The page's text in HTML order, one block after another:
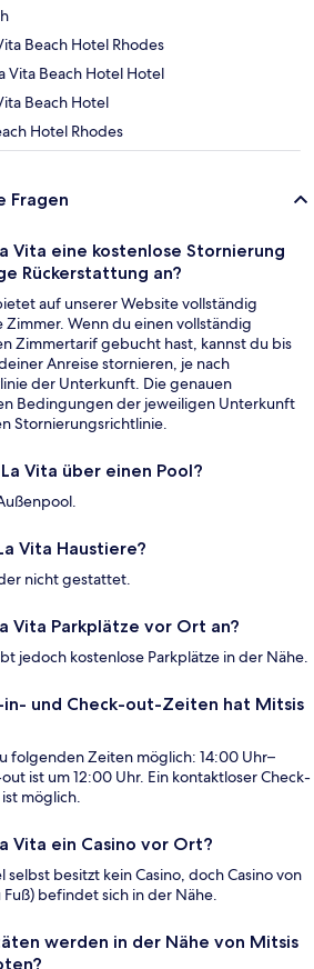
Beach Hotel Rhodes
Vita Beach Hotel Hotel
Beach Hotel
Hotel Rhodes
Fragen
Vita eine kostenlose Stornierung
Rückerstattung an?
auf unserer Website vollständig
Wenn du einen vollständig
Zimmertarif gebucht hast, kannst du bis
Anreise stornieren, je nach
der Unterkunft. Die genauen
Bedingungen der jeweiligen Unterkunft
Stornierungsrichtlinie.
Vita über einen Pool?
Vita Haustiere?
nicht gestattet.
Vita Parkplätze vor Ort an?
jedoch kostenlose Parkplätze in der Nähe.
in- und Check-out-Zeiten hat Mitsis
folgenden Zeiten möglich: 14:00 Uhr–
ist um 12:00 Uhr. Ein kontaktloser Check-
möglich.
Vita ein Casino vor Ort?
selbst besitzt kein Casino, doch Casino von
Fuß) befindet sich in der Nähe.
werden in der Nähe von Mitsis